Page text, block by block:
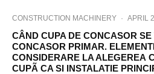
CONSTRUCTION MACHINERY · APRIL
CÂND CUPA DE CONCASOR
CONCASOR PRIMAR.
CONSIDERARE LA ALEGEREA
CUPÃ CA SI INSTALATIE